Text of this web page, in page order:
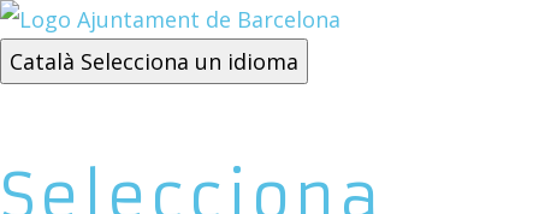
Català Selecciona un idioma
Selecciona